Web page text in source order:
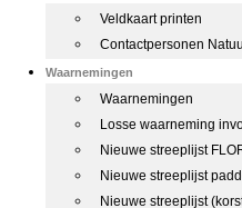
Veldkaart printen
Contactpersonen
Waarnemingen
Waarnemingen
Losse waarneming
Nieuwe streeplijst
Nieuwe streeplijst
Nieuwe streeplijst